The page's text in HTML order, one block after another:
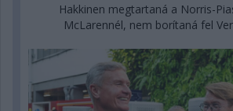
Hakkinen megtartaná a Norris-
McLarennél, nem borítaná fel